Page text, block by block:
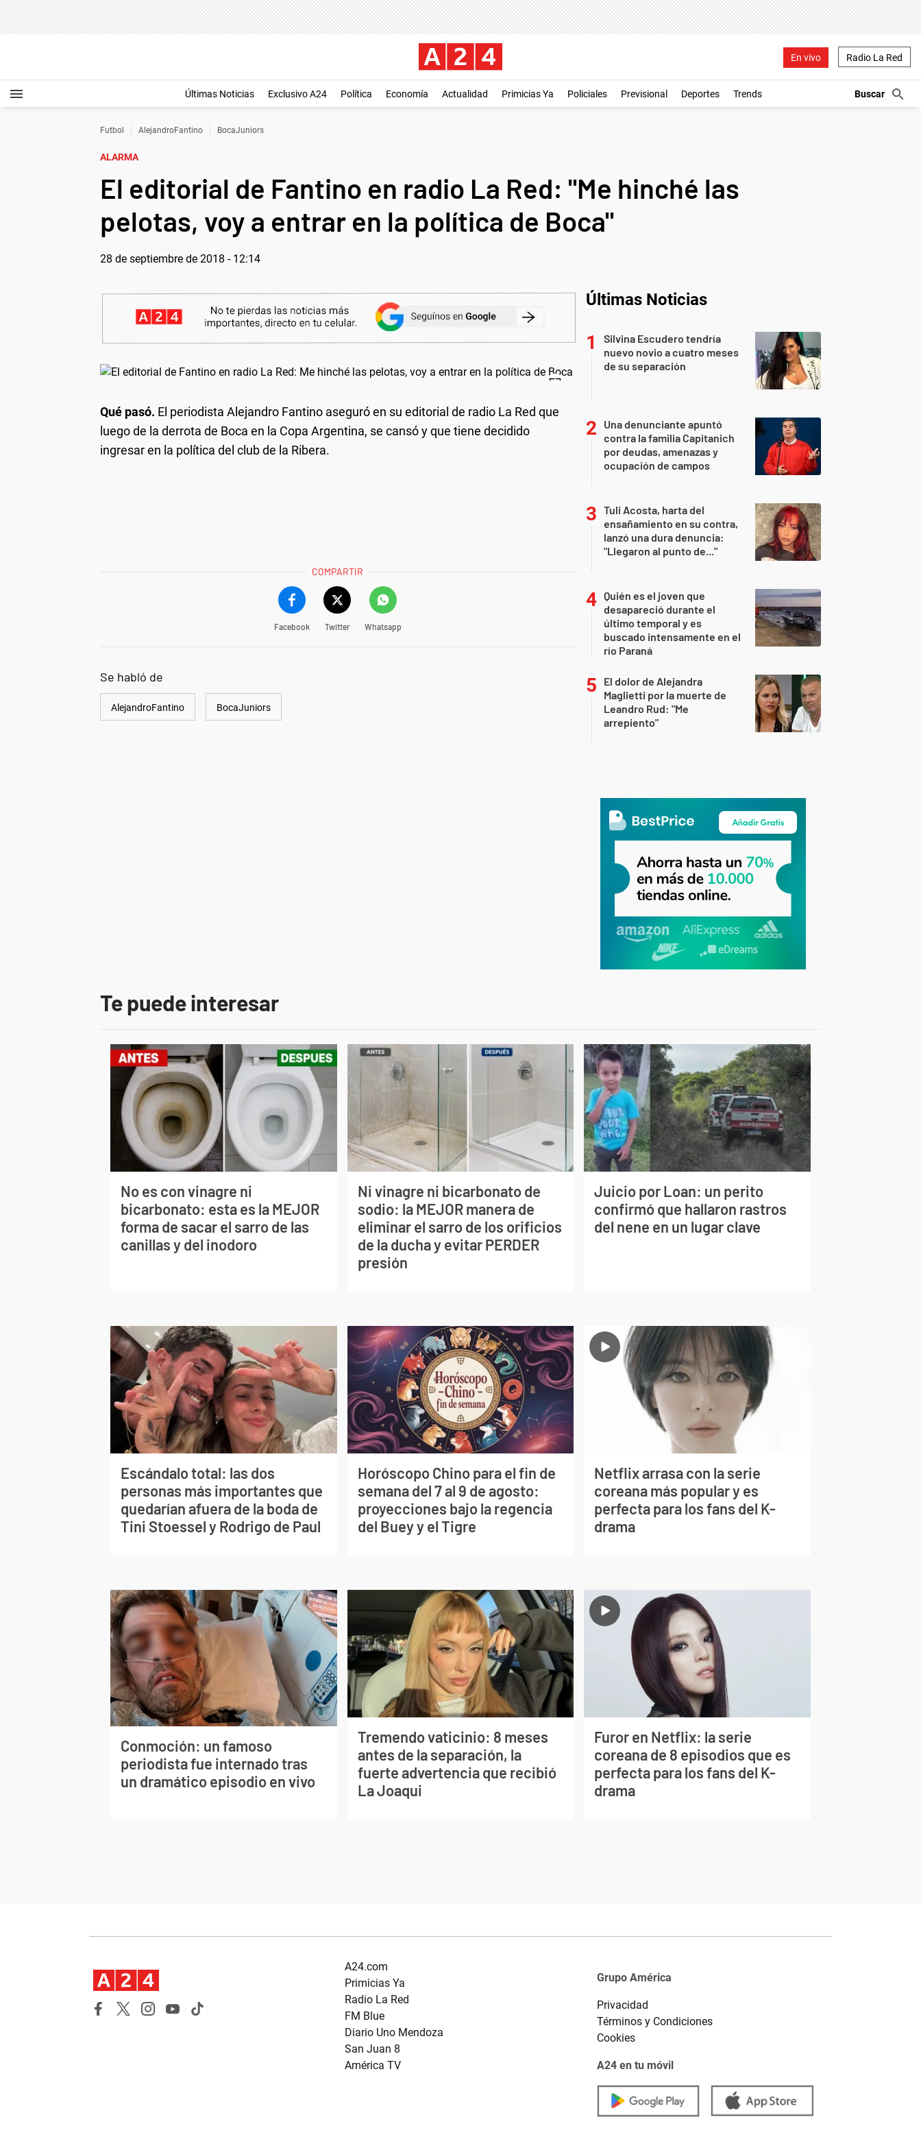
En vivo Radio La Red
Últimas Noticias Exclusivo A24 Política Economía Actualidad Primicias Ya Policiales Previsional Deportes Trends
Futbol AlejandroFantino BocaJuniors
ALARMA
El editorial de Fantino en radio La Red: "Me hinché las
pelotas, voy a entrar en la política de Boca"
28 de septiembre de 2018 - 12:14
Qué pasó. El periodista Alejandro Fantino aseguró en su editorial de radio La Red que
luego de la derrota de Boca en la Copa Argentina, se cansó y que tiene decidido
ingresar en la política del club de la Ribera.
COMPARTIR
Facebook Twitter Whatsapp
Se habló de
AlejandroFantino BocaJuniors
Últimas Noticias
Silvina Escudero tendría
nuevo novio a cuatro meses
de su separación
Una denunciante apuntó
contra la familia Capitanich
por deudas, amenazas y
ocupación de campos
Tuli Acosta, harta del
ensañamiento en su contra,
lanzó una dura denuncia:
"Llegaron al punto de..."
Quién es el joven que
desapareció durante el
último temporal y es
buscado intensamente en el
río Paraná
El dolor de Alejandra
Maglietti por la muerte de
Leandro Rud: "Me
arrepiento"
Te puede interesar
No es con vinagre ni
bicarbonato: esta es la MEJOR
forma de sacar el sarro de las
canillas y del inodoro
Ni vinagre ni bicarbonato de
sodio: la MEJOR manera de
eliminar el sarro de los orificios
de la ducha y evitar PERDER
presión
Juicio por Loan: un perito
confirmó que hallaron rastros
del nene en un lugar clave
Escándalo total: las dos
personas más importantes que
quedarían afuera de la boda de
Tini Stoessel y Rodrigo de Paul
Horóscopo Chino para el fin de
semana del 7 al 9 de agosto:
proyecciones bajo la regencia
del Buey y el Tigre
Netflix arrasa con la serie
coreana más popular y es
perfecta para los fans del K-
drama
Conmoción: un famoso
periodista fue internado tras
un dramático episodio en vivo
Tremendo vaticinio: 8 meses
antes de la separación, la
fuerte advertencia que recibió
La Joaqui
Furor en Netflix: la serie
coreana de 8 episodios que es
perfecta para los fans del K-
drama
A24.com
Primicias Ya
Radio La Red
FM Blue
Diario Uno Mendoza
San Juan 8
América TV
Grupo América
Privacidad
Términos y Condiciones
Cookies
A24 en tu móvil